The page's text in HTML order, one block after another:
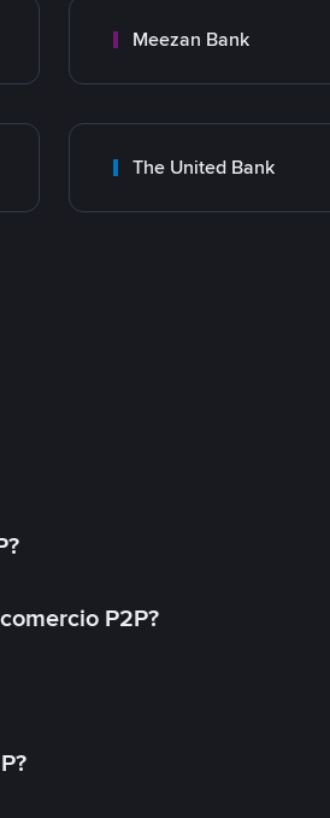
Meezan Bank
The United Bank
P2P?